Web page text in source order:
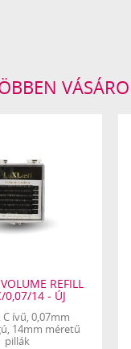
REFILL
0,07/14 - ÚJ
C ívű, 0,07mm
14mm méretű
pillák